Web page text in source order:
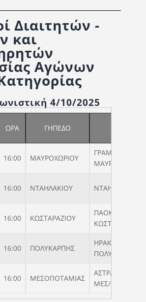
Διαιτητών -
και
Αγώνων
4/10/2025
ΩΡΑ ΓΗΠΕΔΟ
16:00 ΜΑΥΡΟΧΩΡΙΟΥ
ΓΡΑΜΜΟΣ
ΜΑΥΡΟΧΩΡΙΟΥ
16:00 ΝΤΑΗΛΑΚΙΟΥ ΝΤΑΗΛΑΚΗ
16:00 ΚΩΣΤΑΡΑΖΙΟΥ
ΠΑΟΚ
ΚΩΣΤΑΡΑΖΙΟΥ
16:00 ΠΟΛΥΚΑΡΠΗΣ
ΗΡΑΚΛΗΣ
ΠΟΛΥΚΑΡΠΗΣ
16:00 ΜΕΣΟΠΟΤΑΜΙΑΣ
ΑΣΤΡΑΠΗ
ΜΕΣ/ΜΙΑΣ